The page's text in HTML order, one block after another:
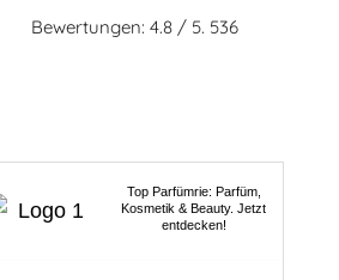
Bewertungen: 4.8 / 5. 536
Top Parfümrie: Parfüm,
Kosmetik & Beauty. Jetzt
entdecken!